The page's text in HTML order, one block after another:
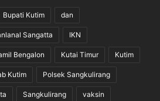
Bupati Kutim dan
Sangatta IKN
Bengalon Kutai Timur Kutim
Kutim Polsek Sangkulirang
Sangkulirang vaksin